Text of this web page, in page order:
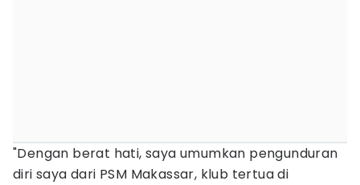
"Dengan berat hati, saya umumkan pengunduran
diri saya dari PSM Makassar, klub tertua di